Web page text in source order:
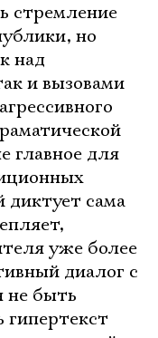
стремление
но
над
и вызовами
главное для
диктует сама
уже более
диалог с
не быть
гипертекст